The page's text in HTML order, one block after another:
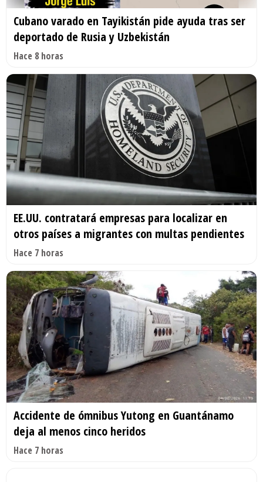
Cubano varado en Tayikistán pide ayuda tras ser
deportado de Rusia y Uzbekistán
Hace 8 horas
EE.UU. contratará empresas para localizar en
otros países a migrantes con multas pendientes
Hace 7 horas
Accidente de ómnibus Yutong en Guantánamo
deja al menos cinco heridos
Hace 7 horas